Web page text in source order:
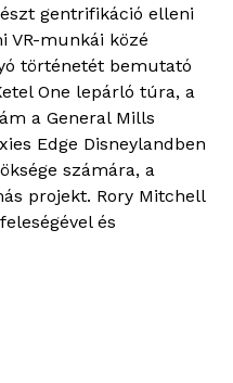
gentrifikáció elleni
VR-munkái közé
történetét bemutató
One lepárló túra, a
a General Mills
Edge Disneylandben
számára, a
projekt. Rory Mitchell
és